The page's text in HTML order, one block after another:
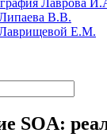
Лаврова
В.В.
Е.М.
SOA: